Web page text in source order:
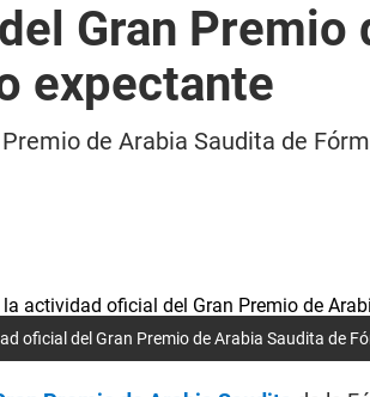
Gran Premio
expectante
de Arabia Saudita de
oficial del Gran Premio de Arabia Saudita de